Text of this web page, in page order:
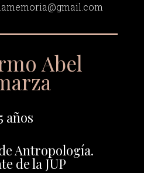
Abel
años
Antropología.
de la JUP